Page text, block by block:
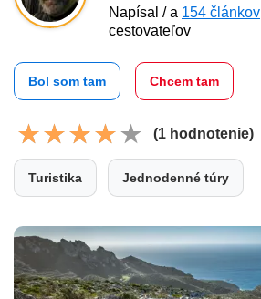
Napísal / a 154 článkov
cestovateľov
Bol som tam Chcem tam
(1 hodnotenie)
Turistika Jednodenné túry